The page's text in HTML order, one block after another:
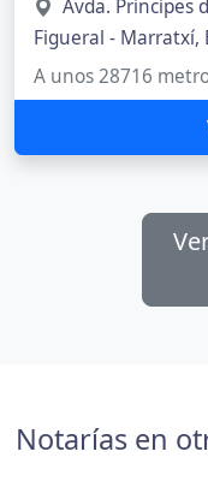
Avda. Principes
Figueral - Marratxí,
A unos 28716
Notarías en